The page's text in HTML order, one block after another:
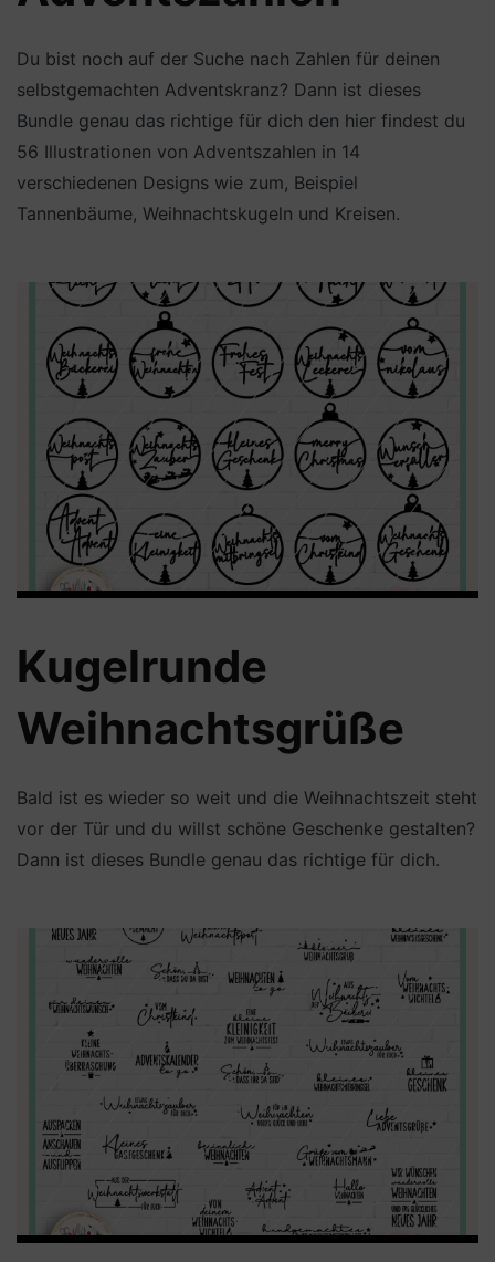
Du bist noch auf der Suche nach Zahlen für deinen
selbstgemachten Adventskranz? Dann ist dieses
Bundle genau das richtige für dich den hier findest du
56 Illustrationen von Adventszahlen in 14
verschiedenen Designs wie zum, Beispiel
Tannenbäume, Weihnachtskugeln und Kreisen.
Kugelrunde
Weihnachtsgrüße
Bald ist es wieder so weit und die Weihnachtszeit steht
vor der Tür und du willst schöne Geschenke gestalten?
Dann ist dieses Bundle genau das richtige für dich.